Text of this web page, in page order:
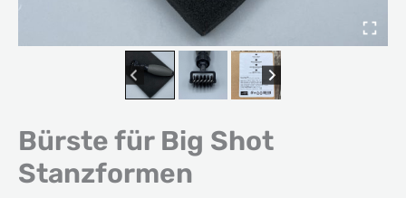
Bürste für Big Shot
Stanzformen